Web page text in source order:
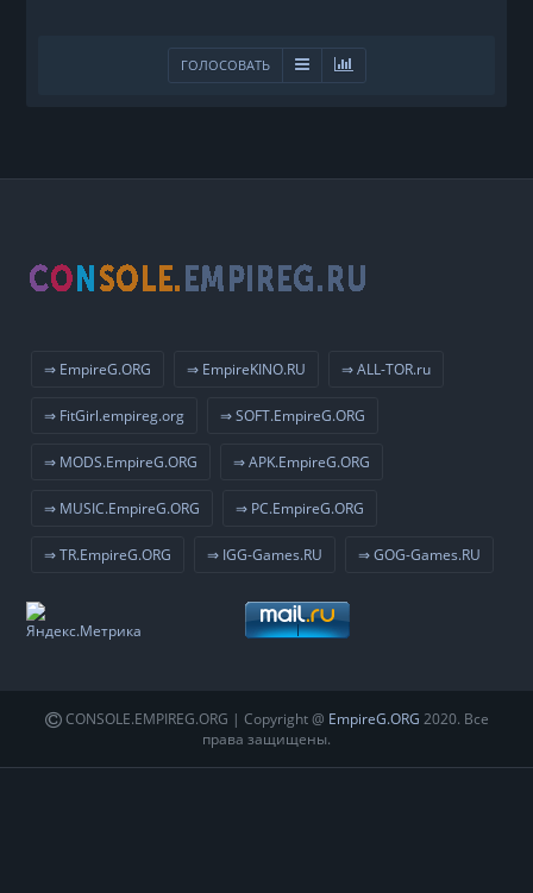
ГОЛОСОВАТЬ
⇒ EmpireG.ORG ⇒ EmpireKINO.RU ⇒ ALL-TOR.ru
⇒ FitGirl.empireg.org ⇒ SOFT.EmpireG.ORG
⇒ MODS.EmpireG.ORG ⇒ APK.EmpireG.ORG
⇒ MUSIC.EmpireG.ORG ⇒ PC.EmpireG.ORG
⇒ TR.EmpireG.ORG ⇒ IGG-Games.RU ⇒ GOG-Games.RU
CONSOLE.EMPIREG.ORG | Copyright @ EmpireG.ORG 2020. Все
права защищены.